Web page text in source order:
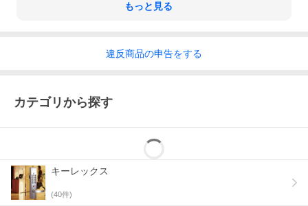
もっと見る
違反商品の申告をする
カテゴリから探す
キーレックス
(40件)